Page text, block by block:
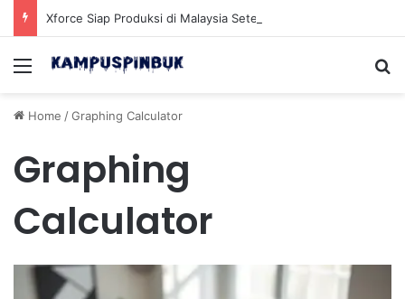
Menu
Home /Graphing Calculator
Graphing
Calculator